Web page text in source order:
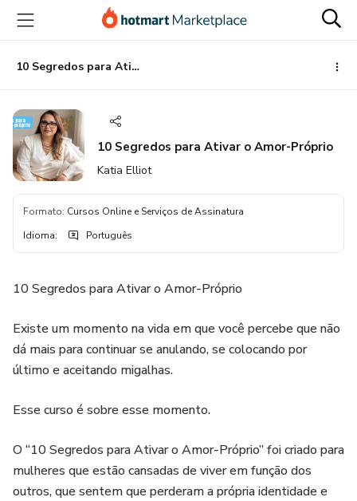
para
conteúdo
principal
para
pagamento
para
rodapé
10 Segredos para Ativar o Amor-Próprio
10 Segredos para Ativar o Amor-Próprio
Katia Elliot
Formato: Cursos Online e Serviços de Assinatura
Idioma: Português
10 Segredos para Ativar o Amor-Próprio
Existe um momento na vida em que você percebe que não
dá mais para continuar se anulando, se colocando por
último e aceitando migalhas.
Esse curso é sobre esse momento.
O “10 Segredos para Ativar o Amor-Próprio” foi criado para
mulheres que estão cansadas de viver em função dos
outros, que sentem que perderam a própria identidade e